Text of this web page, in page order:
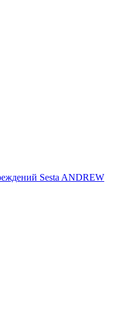
Sesta ANDREW